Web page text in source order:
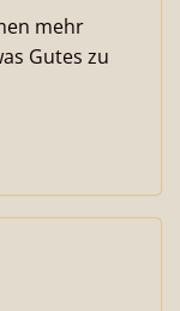
mehr
Gutes zu